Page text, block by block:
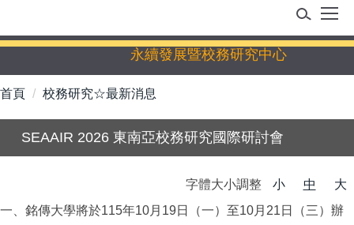
主
內
永續發展暨校務研究中心
首頁 校務研究☆最新消息
SEAAIR 2026 東南亞校務研究國際研討會
字體大小調整 小 中
大
一、銘傳大學將於115年10月19日（一）至10月21日（三）辦